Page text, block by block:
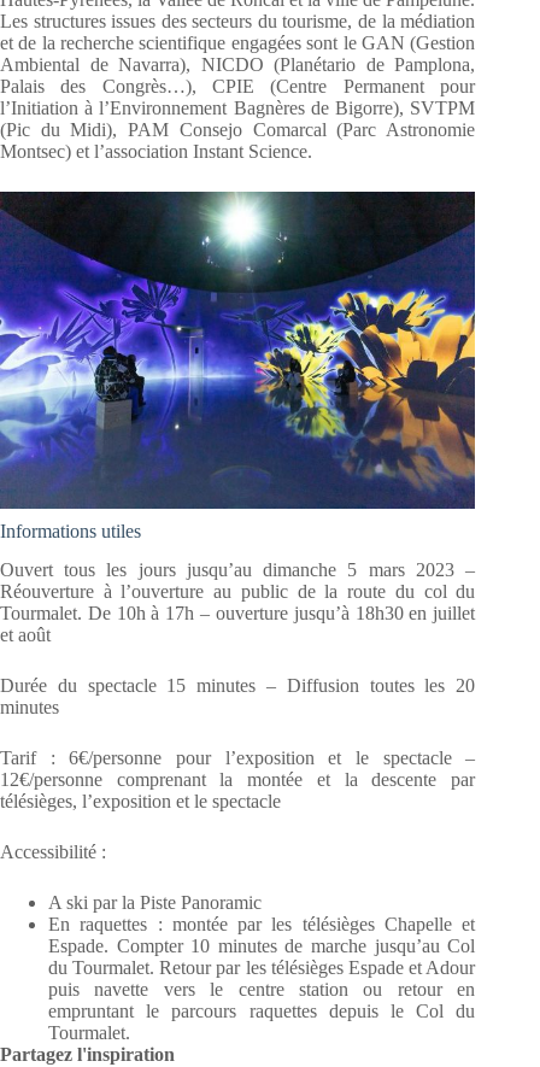
Les structures issues des secteurs du tourisme, de la médiation
et de la recherche scientifique engagées sont le GAN (Gestion
Ambiental de Navarra), NICDO (Planétario de Pamplona,
Palais des Congrès…), CPIE (Centre Permanent pour
l’Initiation à l’Environnement Bagnères de Bigorre), SVTPM
(Pic du Midi), PAM Consejo Comarcal (Parc Astronomie
Montsec) et l’association Instant Science.
Informations utiles
Ouvert tous les jours jusqu’au dimanche 5 mars 2023 –
Réouverture à l’ouverture au public de la route du col du
Tourmalet. De 10h à 17h – ouverture jusqu’à 18h30 en juillet
et août
Durée du spectacle 15 minutes – Diffusion toutes les 20
minutes
Tarif : 6€/personne pour l’exposition et le spectacle –
12€/personne comprenant la montée et la descente par
télésièges, l’exposition et le spectacle
Accessibilité :
A ski par la Piste Panoramic
En raquettes : montée par les télésièges Chapelle et
Espade. Compter 10 minutes de marche jusqu’au Col
du Tourmalet. Retour par les télésièges Espade et Adour
puis navette vers le centre station ou retour en
empruntant le parcours raquettes depuis le Col du
Tourmalet.
Partagez l'inspiration